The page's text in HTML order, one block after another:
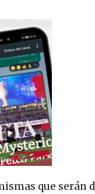
que serán